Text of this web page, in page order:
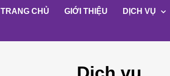
TRANG CHỦ GIỚI THIỆU DỊCH VỤ